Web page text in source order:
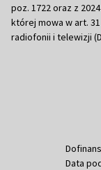
poz. 1722 oraz z
której mowa w art.
radiofonii i telewizji
Data